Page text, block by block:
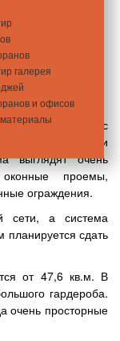
галерея
и офисов
Аллей»
частей: жилой (с
(с объектами
выглядят очень
проемы,
ограждения.
сети, а система
сдать
от 47,6 кв.м. В
гардероба.
очень просторные